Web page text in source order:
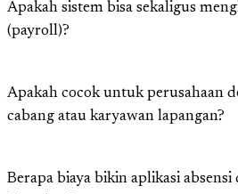
Apakah sistem bisa sekaligus
(payroll)?
Apakah cocok untuk perusahaan
cabang atau karyawan lapangan?
Berapa biaya bikin aplikasi absensi